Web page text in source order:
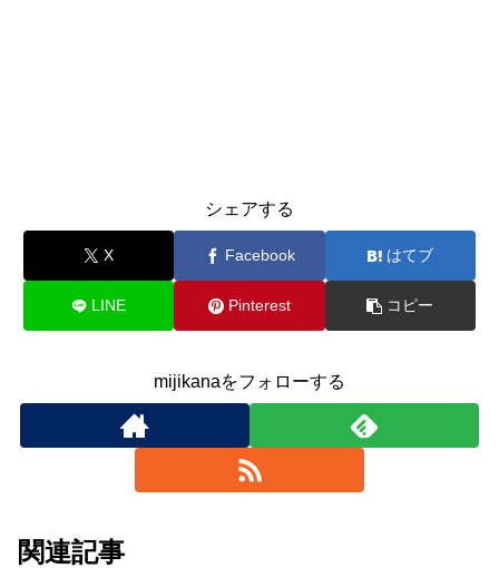
シェアする
X Facebook はてブ
LINE Pinterest コピー
mijikanaをフォローする
関連記事